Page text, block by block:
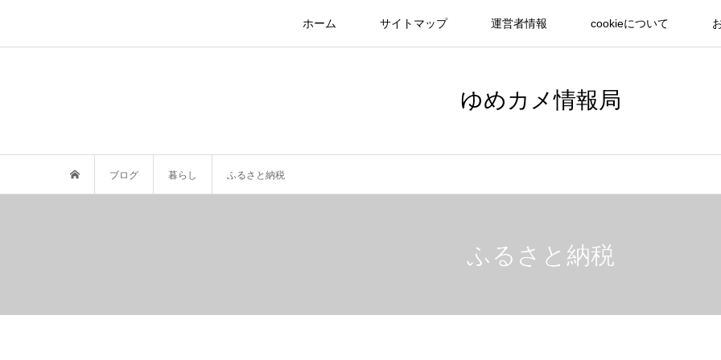
ホーム サイトマップ 運営者情報 cookieについて
ゆめカメ情報局
ブログ 暮らし ふるさと納税
ふるさと納税